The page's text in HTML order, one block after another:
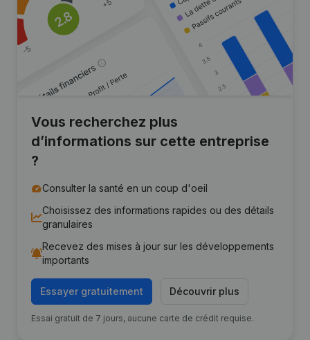
Vous recherchez plus
d’informations sur cette entreprise
?
Consulter la santé en un coup d'oeil
Choisissez des informations rapides ou des détails
granulaires
Recevez des mises à jour sur les développements
importants
Essayer gratuitement Découvrir plus
Essai gratuit de 7 jours, aucune carte de crédit requise.